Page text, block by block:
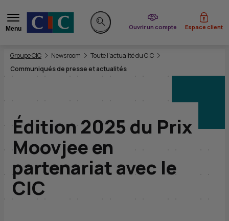
Menu
Rechercher sur le site
Ouvrir un compte
du CIC Espace client
Vous êtes ici:
Groupe CIC Newsroom
Toute l'actualité du CIC
Communiqués de presse et actualités
Édition 2025 du Prix
Moovjee en
partenariat avec le
CIC